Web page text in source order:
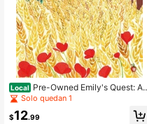
Local Pre-Owned Emily's Quest: A
Virago Modern Classic (Tapa bland
a) Por L. Montgomery
Solo quedan 1
$12.99